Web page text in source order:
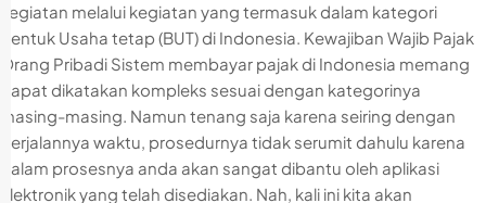
kegiatan melalui kegiatan yang termasuk dalam kategori
Bentuk Usaha tetap (BUT) di Indonesia. Kewajiban Wajib Pajak
Orang Pribadi Sistem membayar pajak di Indonesia memang
dapat dikatakan kompleks sesuai dengan kategorinya
masing-masing. Namun tenang saja karena seiring dengan
berjalannya waktu, prosedurnya tidak serumit dahulu karena
dalam prosesnya anda akan sangat dibantu oleh aplikasi
elektronik yang telah disediakan. Nah, kali ini kita akan